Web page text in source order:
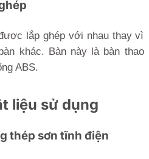
lắp ghép với nhau thay vì
khác. Bàn này là bàn thao
ABS.
liệu sử dụng
thép sơn tĩnh điện